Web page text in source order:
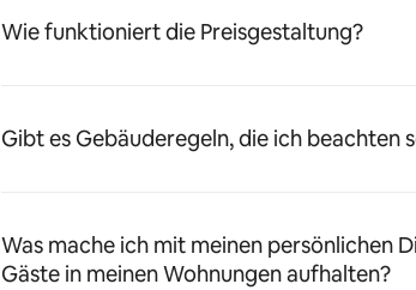
Wie funktioniert die Preisgestaltung?
Gibt es Gebäuderegeln, die ich beachten
Was mache ich mit meinen persönlichen
Gäste in meinen Wohnungen aufhalten?